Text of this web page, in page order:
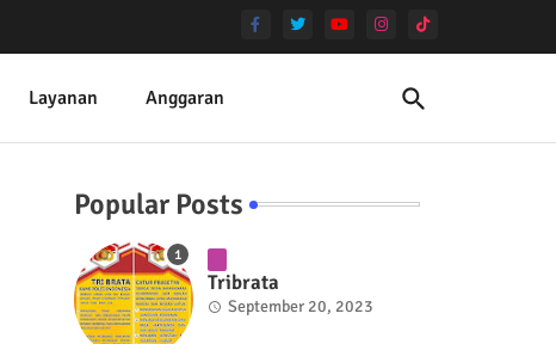
Layanan Anggaran
Popular Posts
Tribrata
September 20, 2023